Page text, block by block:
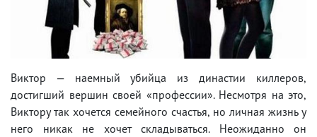
Виктор — наемный убийца из династии киллеров,
достигший вершин своей «профессии». Несмотря на это,
Виктору так хочется семейного счастья, но личная жизнь у
него никак не хочет складываться. Неожиданно он